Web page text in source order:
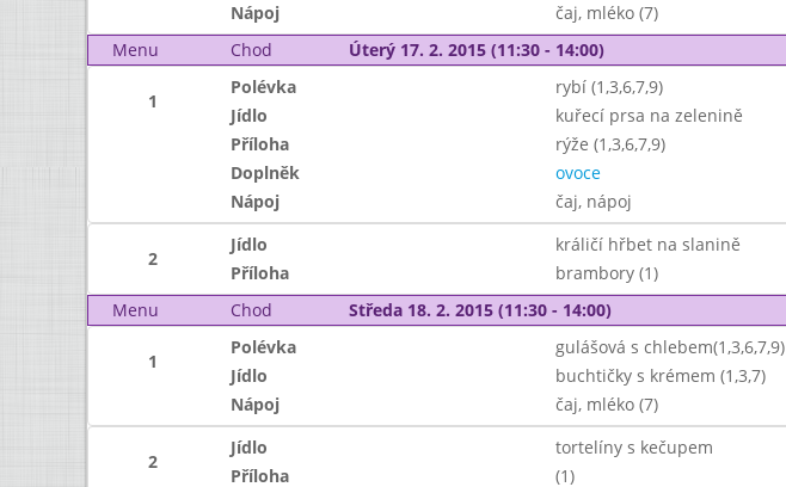
Nápoj
čaj, mléko (7)
Menu
Chod Úterý 17. 2. 2015 (11:30 - 14:00)
1
Polévka
rybí (1,3,6,7,9)
Jídlo
kuřecí prsa na zelenině
Příloha
rýže (1,3,6,7,9)
Doplněk
ovoce
Nápoj
čaj, nápoj
2
Jídlo
králičí hřbet na slanině
Příloha
brambory (1)
Menu
Chod Středa 18. 2. 2015 (11:30 - 14:00)
1
Polévka
gulášová s chlebem(1,3,6,7,9)
Jídlo
buchtičky s krémem (1,3,7)
Nápoj
čaj, mléko (7)
2
Jídlo
tortelíny s kečupem
Příloha
(1)